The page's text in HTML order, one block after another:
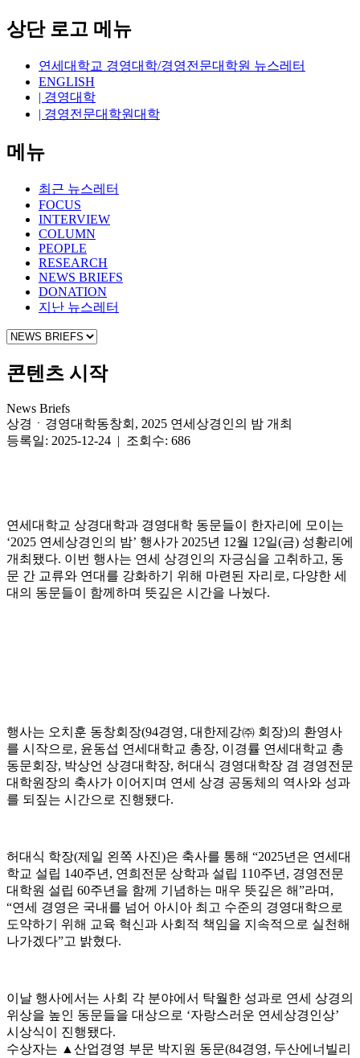
상단 로고 메뉴
연세대학교 경영대학/경영전문대학원 뉴스레터
ENGLISH
| 경영대학
| 경영전문대학원대학
메뉴
최근 뉴스레터
FOCUS
INTERVIEW
COLUMN
PEOPLE
RESEARCH
NEWS BRIEFS
DONATION
지난 뉴스레터
콘텐츠 시작
News Briefs
상경ㆍ경영대학동창회, 2025 연세상경인의 밤 개최
등록일: 2025-12-24 | 조회수: 686
연세대학교 상경대학과 경영대학 동문들이 한자리에 모이는
‘2025 연세상경인의 밤’ 행사가 2025년 12월 12일(금) 성황리에
개최됐다. 이번 행사는 연세 상경인의 자긍심을 고취하고, 동
문 간 교류와 연대를 강화하기 위해 마련된 자리로, 다양한 세
대의 동문들이 함께하며 뜻깊은 시간을 나눴다.
행사는 오치훈 동창회장(94경영, 대한제강㈜ 회장)의 환영사
를 시작으로, 윤동섭 연세대학교 총장, 이경률 연세대학교 총
동문회장, 박상언 상경대학장, 허대식 경영대학장 겸 경영전문
대학원장의 축사가 이어지며 연세 상경 공동체의 역사와 성과
를 되짚는 시간으로 진행됐다.
허대식 학장(제일 왼쪽 사진)은 축사를 통해 “2025년은 연세대
학교 설립 140주년, 연희전문 상학과 설립 110주년, 경영전문
대학원 설립 60주년을 함께 기념하는 매우 뜻깊은 해”라며,
“연세 경영은 국내를 넘어 아시아 최고 수준의 경영대학으로
도약하기 위해 교육 혁신과 사회적 책임을 지속적으로 실천해
나가겠다”고 밝혔다.
이날 행사에서는 사회 각 분야에서 탁월한 성과로 연세 상경의
위상을 높인 동문들을 대상으로 ‘자랑스러운 연세상경인상’
시상식이 진행됐다.
수상자는 ▲산업경영 부문 박지원 동문(84경영, 두산에너빌리